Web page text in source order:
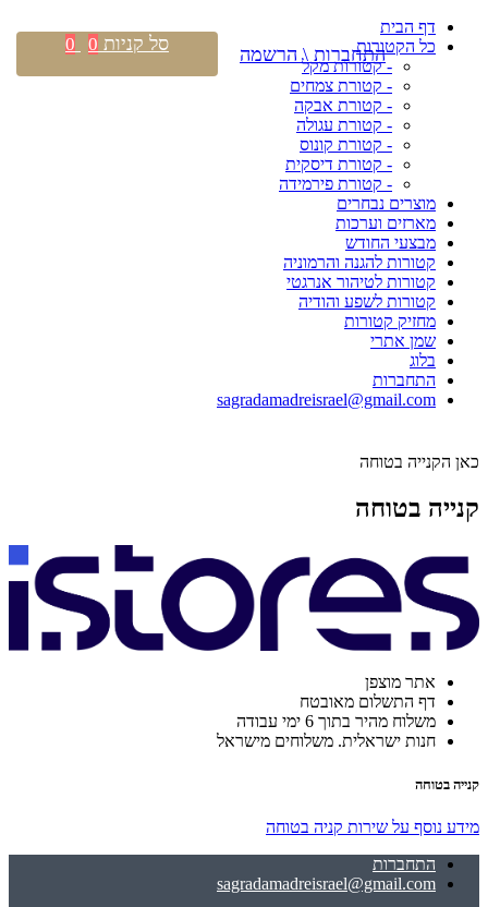
דף הבית
כל הקטורות
- קטורות מקל
- קטורת צמחים
- קטורת אבקה
- קטורת עגולה
- קטורת קונוס
- קטורת דיסקית
- קטורת פירמידה
מוצרים נבחרים
מארזים וערכות
מבצעי החודש
קטורות להגנה והרמוניה
קטורות לטיהור אנרגטי
קטורות לשפע והודיה
מחזיק קטורות
שמן אתרי
בלוג
התחברות
sagradamadreisrael@gmail.com
כאן הקנייה בטוחה
קנייה בטוחה
אתר מוצפן
דף התשלום מאובטח
משלוח מהיר בתוך 6 ימי עבודה
חנות ישראלית. משלוחים מישראל
קנייה בטוחה
מידע נוסף על שירות קניה בטוחה
התחברות
sagradamadreisrael@gmail.com
התחברות \ הרשמה סל קניות 0
0